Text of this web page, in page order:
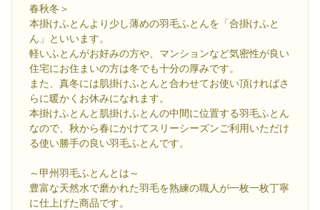
春秋冬＞
本掛けふとんより少し薄めの羽毛ふとんを「合掛けふと
ん」といいます。
軽いふとんがお好みの方や、マンションなど気密性が良い
住宅にお住まいの方は冬でも十分の厚みです。
また、真冬には肌掛けふとんと合わせてお使い頂ければさ
らに暖かくお休みになれます。
本掛けふとんと肌掛けふとんの中間に位置する羽毛ふとん
なので、秋から春にかけてスリーシーズンご利用いただけ
る使い勝手の良い羽毛ふとんです。
～甲州羽毛ふとんとは～
豊富な天然水で磨かれた羽毛を熟練の職人が一枚一枚丁寧
に仕上げた商品です。